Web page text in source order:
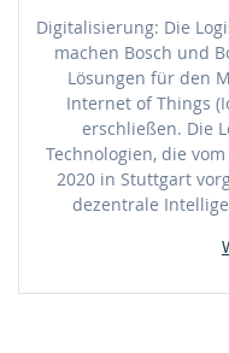
Digitalisierung: Die
machen Bosch und
Lösungen für den
Internet of Things
erschließen. Die
Technologien, die
2020 in Stuttgart
dezentrale